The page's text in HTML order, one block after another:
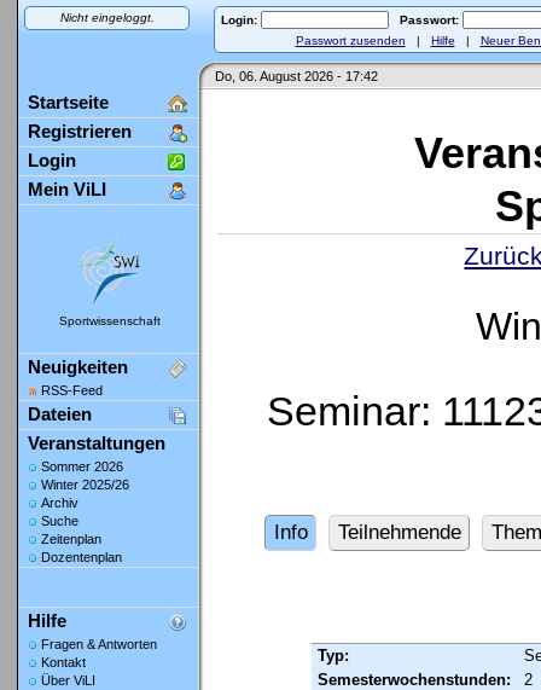
Nicht eingeloggt. Login:
Passwort:
Passwort zusenden | Hilfe | Neuer
Do, 06. August 2026 - 17:42
Startseite
Registrieren
Login
Mein ViLI
Sportwissenschaft
Neuigkeiten
RSS-Feed
Dateien
Veranstaltungen
Sommer 2026
Winter 2025/26
Archiv
Suche
Zeitenplan
Dozentenplan
Hilfe
Fragen & Antworten
Kontakt
Über ViLI
Seminar:
Info Teilnehmende
Typ:
Semesterwochenstunden:
2